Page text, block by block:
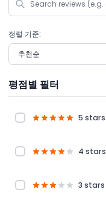
정렬 기준:
평점별 필터
5 stars
4 stars
3 stars